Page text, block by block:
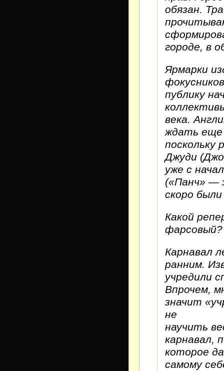
обязан.
городе, в
Ярмарки
публику
века.
ждать еще
поскольку
Джуди
уже с
(«Панч» —
скоро
Какой
фарсовый?
Карнавал
ранним.
учредили
Впрочем,
значит
не
научить
карнавал,
которое
самому